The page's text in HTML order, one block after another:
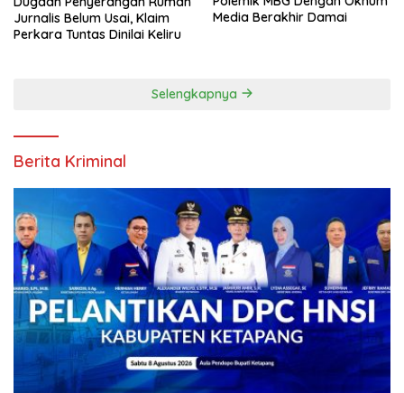
Jurnalis Belum Usai, Klaim
Perkara Tuntas Dinilai Keliru
Media Berakhir Damai
Selengkapnya
Berita Kriminal